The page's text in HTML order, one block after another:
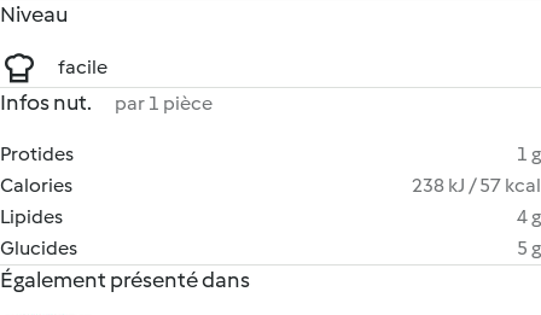
Niveau
facile
Infos nut. par 1 pièce
Protides
1 g
Calories
238 kJ / 57 kcal
Lipides
4 g
Glucides
5 g
Également présenté dans